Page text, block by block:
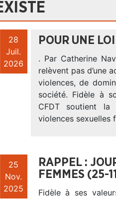
28
Juil.
2026
POUR UNE
. Par Catherine
relèvent pas d’une
violences, de
société. Fidèle à
CFDT soutient
violences sexuelles
25
Nov.
2025
RAPPEL :
FEMMES (25-
Fidèle à ses